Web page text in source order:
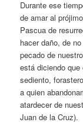
Durante ese
de amar al
Pascua de
hacer daño, de
pecado de
está diciendo
sediento,
a quien
atardecer de
Juan de la Cruz).